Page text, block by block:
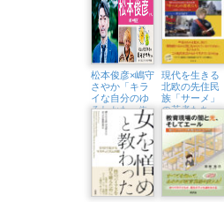
松本俊彦×嶋守
さやか「キラ
イな自分のゆ
るしかた〜依
存と回復から考
えるこころをほ
どく処方箋〜」
（東京中延・
隣町珈琲 9/18
㈮）
現代を生きる
北欧の先住民
族「サーメ」
の若者たち
北極圏と二風谷
をめぐる旅